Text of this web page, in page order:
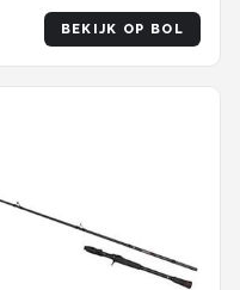
BEKIJK OP BOL